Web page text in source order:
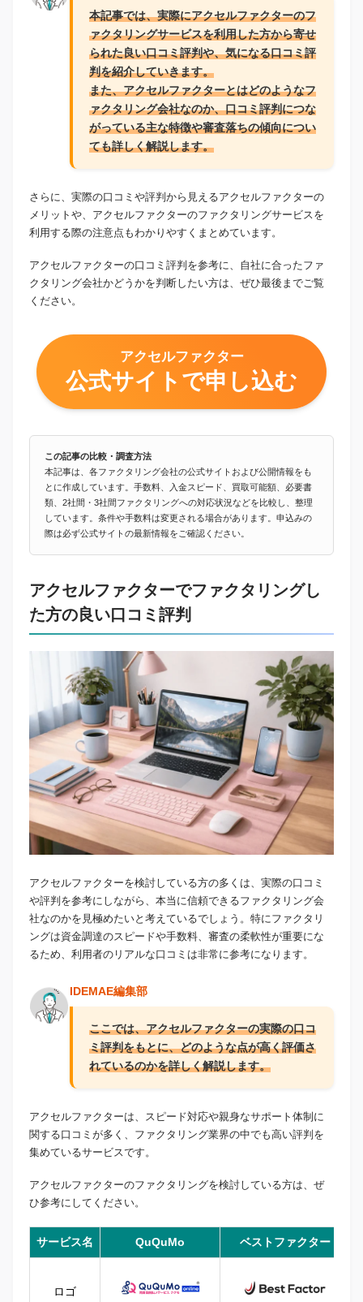
本記事では、実際にアクセルファクターのフ
ァクタリングサービスを利用した方から寄せ
られた良い口コミ評判や、気になる口コミ評
判を紹介していきます。
また、アクセルファクターとはどのようなフ
ァクタリング会社なのか、口コミ評判につな
がっている主な特徴や審査落ちの傾向につい
ても詳しく解説します。
さらに、実際の口コミや評判から見えるアクセルファクターの
メリットや、アクセルファクターのファクタリングサービスを
利用する際の注意点もわかりやすくまとめています。
アクセルファクターの口コミ評判を参考に、自社に合ったファ
クタリング会社かどうかを判断したい方は、ぜひ最後までご覧
ください。
アクセルファクター
公式サイトで申し込む
この記事の比較・調査方法
本記事は、各ファクタリング会社の公式サイトおよび公開情報をも
とに作成しています。手数料、入金スピード、買取可能額、必要書
類、2社間・3社間ファクタリングへの対応状況などを比較し、整理
しています。条件や手数料は変更される場合があります。申込みの
際は必ず公式サイトの最新情報をご確認ください。
アクセルファクターでファクタリングし
た方の良い口コミ評判
アクセルファクターを検討している方の多くは、実際の口コミ
や評判を参考にしながら、本当に信頼できるファクタリング会
社なのかを見極めたいと考えているでしょう。特にファクタリ
ングは資金調達のスピードや手数料、審査の柔軟性が重要にな
るため、利用者のリアルな口コミは非常に参考になります。
IDEMAE編集部
ここでは、アクセルファクターの実際の口コ
ミ評判をもとに、どのような点が高く評価さ
れているのかを詳しく解説します。
アクセルファクターは、スピード対応や親身なサポート体制に
関する口コミが多く、ファクタリング業界の中でも高い評判を
集めているサービスです。
アクセルファクターのファクタリングを検討している方は、ぜ
ひ参考にしてください。
サービス名 QuQuMo ベストファクター
ロゴ